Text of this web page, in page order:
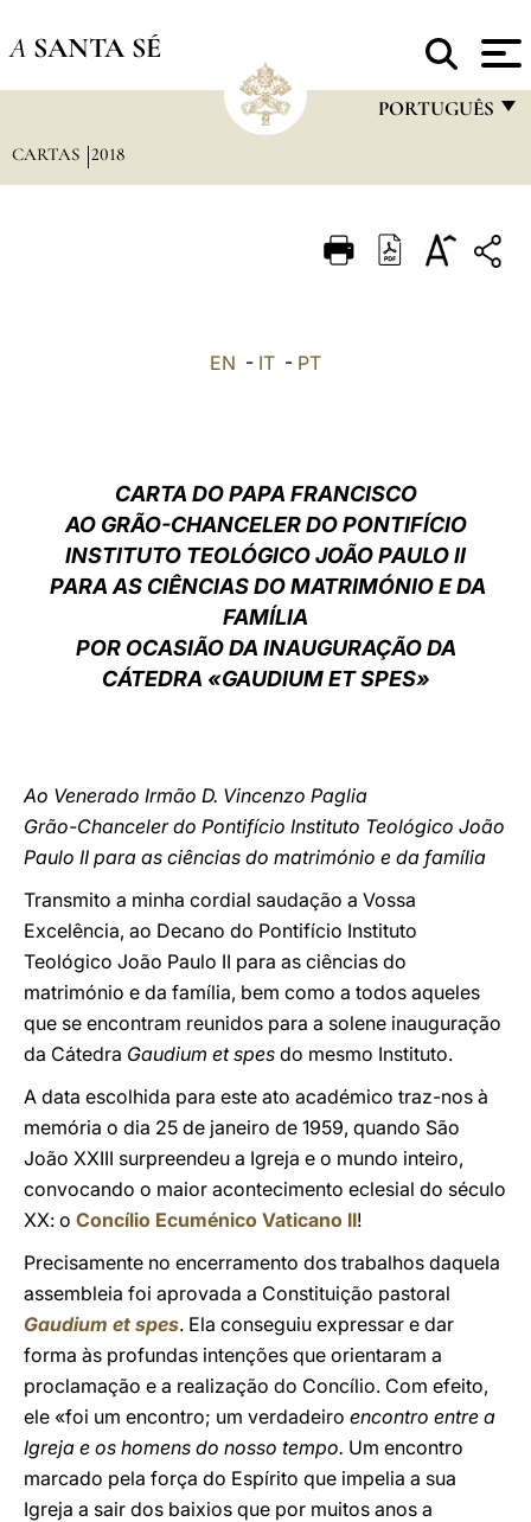
A SANTA SÉ
PORTUGUÊS
ITALIANO
中文
LATINE
CARTAS 2018
EN - IT - PT
CARTA DO PAPA FRANCISCO
AO GRÃO-CHANCELER DO PONTIFÍCIO
INSTITUTO TEOLÓGICO JOÃO PAULO II
PARA AS CIÊNCIAS DO MATRIMÓNIO E DA
FAMÍLIA
POR OCASIÃO DA INAUGURAÇÃO DA
CÁTEDRA «GAUDIUM ET SPES»
Ao Venerado Irmão D. Vincenzo Paglia
Grão-Chanceler do Pontifício Instituto Teológico João
Paulo II para as ciências do matrimónio e da família
Transmito a minha cordial saudação a Vossa
Excelência, ao Decano do Pontifício Instituto
Teológico João Paulo II para as ciências do
matrimónio e da família, bem como a todos aqueles
que se encontram reunidos para a solene inauguração
da Cátedra Gaudium et spes do mesmo Instituto.
A data escolhida para este ato académico traz-nos à
memória o dia 25 de janeiro de 1959, quando São
João XXIII surpreendeu a Igreja e o mundo inteiro,
convocando o maior acontecimento eclesial do século
XX: o Concílio Ecuménico Vaticano II!
Precisamente no encerramento dos trabalhos daquela
assembleia foi aprovada a Constituição pastoral
Gaudium et spes. Ela conseguiu expressar e dar
forma às profundas intenções que orientaram a
proclamação e a realização do Concílio. Com efeito,
ele «foi um encontro; um verdadeiro encontro entre a
Igreja e os homens do nosso tempo. Um encontro
marcado pela força do Espírito que impelia a sua
Igreja a sair dos baixios que por muitos anos a